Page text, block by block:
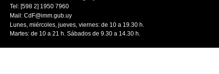
Tel: [598 2] 1950 7960
Mail: CdF@imm.gub.uy
Lunes, miércoles, jueves, viernes: de 10 a 19.30 h.
Martes: de 10 a 21 h. Sábados de 9.30 a 14.30 h.